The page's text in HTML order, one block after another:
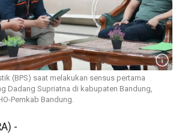
(BPS) saat melakukan sensus pertama
Dadang Supriatna di kabupaten Bandung,
Pemkab Bandung.
-